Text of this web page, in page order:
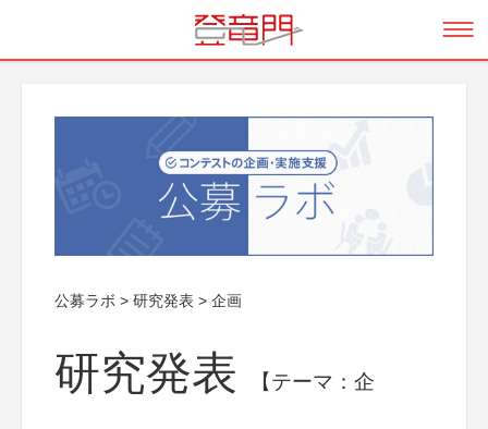
公募ラボ > 研究発表 > 企画
研究発表 【テーマ：企